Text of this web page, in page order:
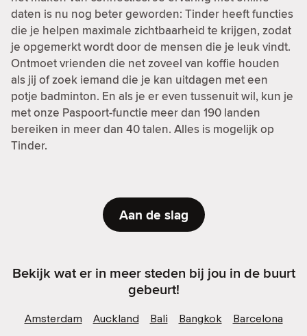
daten is nu nog beter geworden: Tinder heeft functies
die je helpen maximale zichtbaarheid te krijgen, zodat
je opgemerkt wordt door de mensen die je leuk vindt.
Ontmoet vrienden die net zoveel van koffie houden
als jij of zoek iemand die je kan uitdagen met een
potje badminton. En als je er even tussenuit wil, kun je
met onze Paspoort-functie meer dan 190 landen
bereiken in meer dan 40 talen. Alles is mogelijk op
Tinder.
Aan de slag
Bekijk wat er in meer steden bij jou in de buurt
gebeurt!
Amsterdam Auckland Bali Bangkok
Barcelona